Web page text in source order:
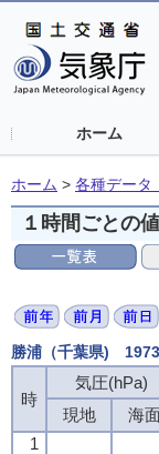
ホーム
ホーム > 各種データ
１時間ごとの値
勝浦（千葉県)
時
気圧(hPa)
現地
海
1